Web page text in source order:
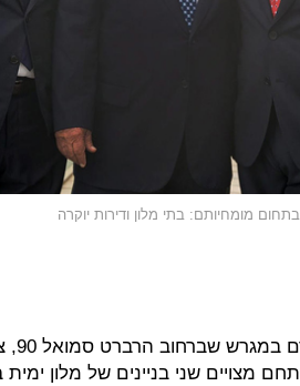
מומחיותם: בתי מלון ודירות יוקרה
אחד
מצויים שני בניינים של מלון